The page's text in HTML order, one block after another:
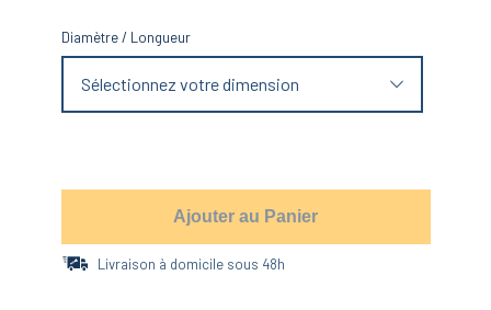
Diamètre/ Longueur
Sélectionnez votre dimension
Ajouter au Panier
Livraison à domicile sous 48h